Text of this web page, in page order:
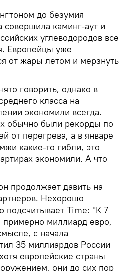
до безумия
совершила каминг-аут и
углеводородов все
Европейцы уже
от жары летом и мерзнуть
говорить, однако в
класса на
экономили всегда.
обычно были рекорды по
от перегрева, а в январе
какие-то гибли, это
экономили. А что
продолжает давить на
Нехорошо
подсчитывает Time: "К 7
миллиард евро,
с начала
35 миллиардов России
европейские страны
они до сих пор